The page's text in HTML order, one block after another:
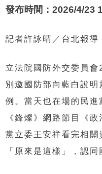
發布時間：2026/4/23
記者許詠晴／台北報導
立法院國防外交委員
別邀國防部向藍白說
例。當天也在場的民
《鋒燦》網路節目《
黨立委王安祥看完相
「原來是這樣」，認